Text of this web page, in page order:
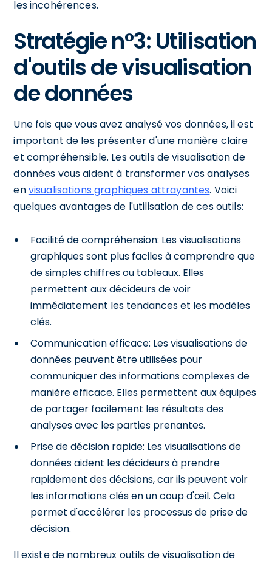
les incohérences.
Stratégie n°3: Utilisation
d'outils de visualisation
de données
Une fois que vous avez analysé vos données, il est
important de les présenter d'une manière claire
et compréhensible. Les outils de visualisation de
données vous aident à transformer vos analyses
envisualisations graphiques attrayantes. Voici
quelques avantages de l'utilisation de ces outils:
Facilité de compréhension: Les visualisations
graphiques sont plus faciles à comprendre que
de simples chiffres ou tableaux. Elles
permettent aux décideurs de voir
immédiatement les tendances et les modèles
clés.
Communication efficace: Les visualisations de
données peuvent être utilisées pour
communiquer des informations complexes de
manière efficace. Elles permettent aux équipes
de partager facilement les résultats des
analyses avec les parties prenantes.
Prise de décision rapide: Les visualisations de
données aident les décideurs à prendre
rapidement des décisions, car ils peuvent voir
les informations clés en un coup d'œil. Cela
permet d'accélérer les processus de prise de
décision.
Il existe de nombreux outils de visualisation de